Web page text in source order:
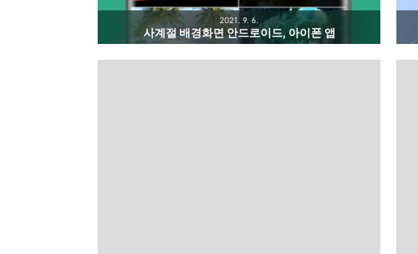
사계절 배경화면 안드로이드, 아이폰 앱
2021. 9. 6.